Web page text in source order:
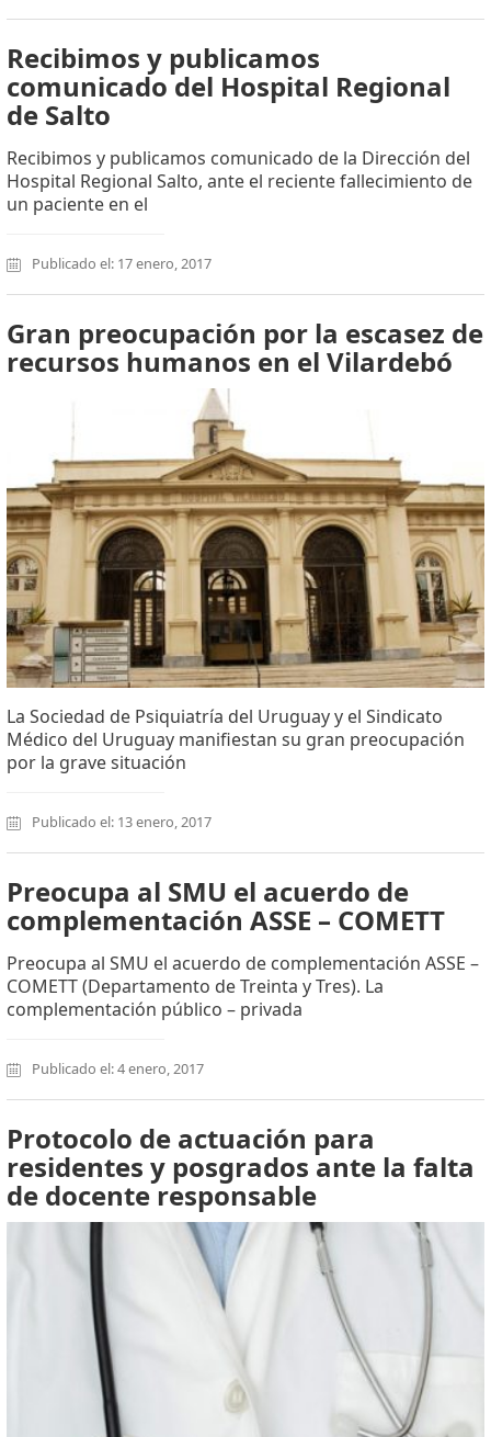
Recibimos y publicamos
comunicado del Hospital Regional
de Salto
Recibimos y publicamos comunicado de la Dirección del
Hospital Regional Salto, ante el reciente fallecimiento de
un paciente en el
Publicado el: 17 enero, 2017
Gran preocupación por la escasez de
recursos humanos en el Vilardebó
La Sociedad de Psiquiatría del Uruguay y el Sindicato
Médico del Uruguay manifiestan su gran preocupación
por la grave situación
Publicado el: 13 enero, 2017
Preocupa al SMU el acuerdo de
complementación ASSE – COMETT
Preocupa al SMU el acuerdo de complementación ASSE –
COMETT (Departamento de Treinta y Tres). La
complementación público – privada
Publicado el: 4 enero, 2017
Protocolo de actuación para
residentes y posgrados ante la falta
de docente responsable